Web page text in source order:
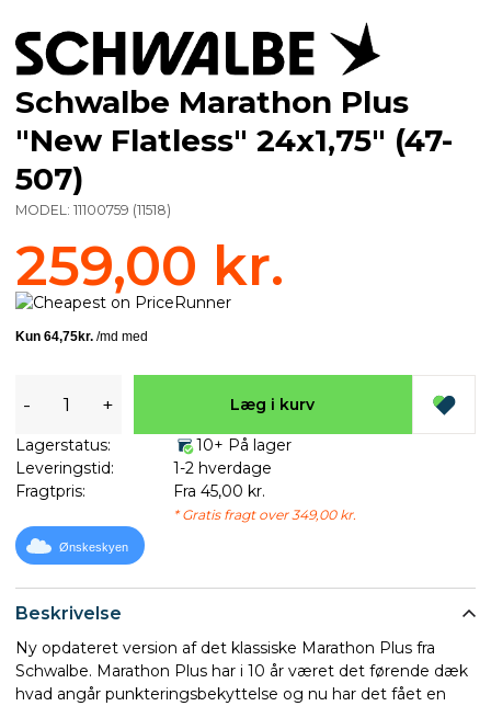
Beskrivelse
Ny opdateret version af det klassiske Marathon Plus fra
Schwalbe. Marathon Plus har i 10 år været det førende dæk
hvad angår punkteringsbekyttelse og nu har det fået en
Schwalbe Marathon Plus
"New Flatless" 24x1,75" (47-
507)
MODEL: 11100759 (11518)
259,00 kr.
- + Læg i kurv
Lagerstatus:
10+ På lager
Leveringstid:
1-2 hverdage
Fragtpris:
Fra 45,00 kr.
* Gratis fragt over 349,00 kr.
Ønskeskyen